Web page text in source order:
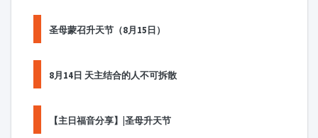
圣母蒙召升天节（8月15日）
8月14日 天主结合的人不可拆散
【主日福音分享】|圣母升天节